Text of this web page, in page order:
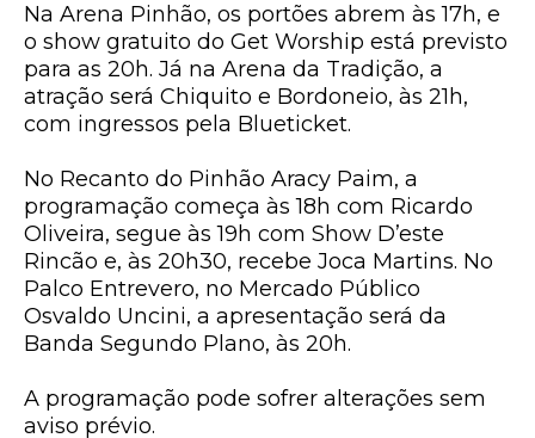
Na Arena Pinhão, os portões abrem às 17h, e
o show gratuito do Get Worship está previsto
para as 20h. Já na Arena da Tradição, a
atração será Chiquito e Bordoneio, às 21h,
com ingressos pela Blueticket.
No Recanto do Pinhão Aracy Paim, a
programação começa às 18h com Ricardo
Oliveira, segue às 19h com Show D’este
Rincão e, às 20h30, recebe Joca Martins. No
Palco Entrevero, no Mercado Público
Osvaldo Uncini, a apresentação será da
Banda Segundo Plano, às 20h.
A programação pode sofrer alterações sem
aviso prévio.